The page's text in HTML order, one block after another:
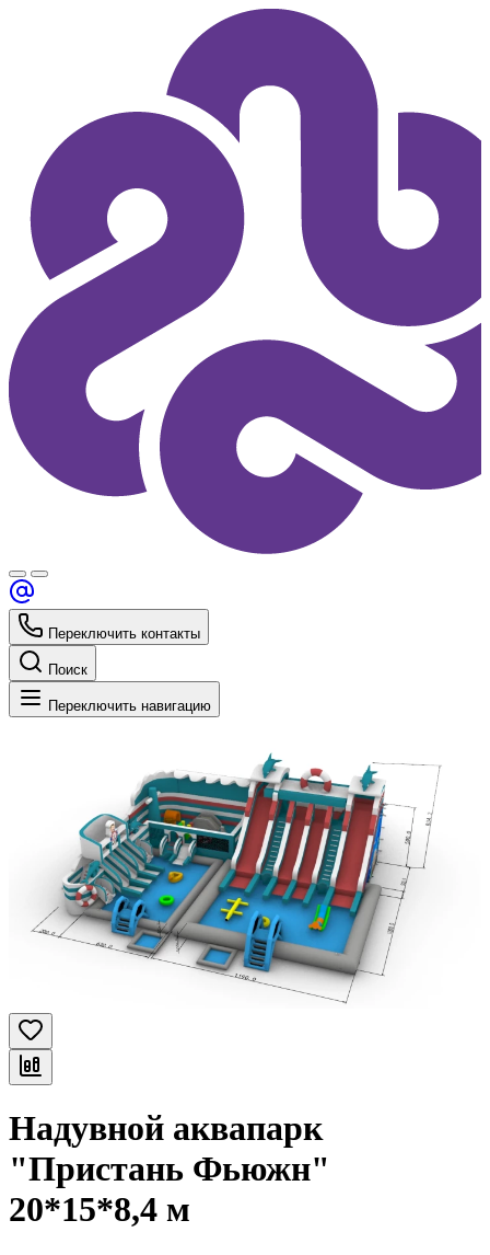
Переключить контакты
Поиск
Переключить навигацию
Надувной аквапарк
"Пристань Фьюжн"
20*15*8,4 м